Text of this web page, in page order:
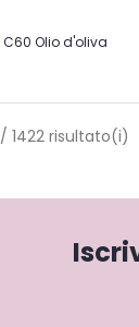
C60 Olio d'oliva
/ 1422 risultato(i)